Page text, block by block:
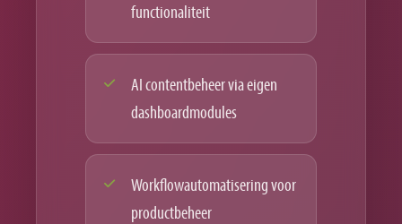
functionaliteit
AI contentbeheer via eigen
dashboardmodules
Workflowautomatisering voor
productbeheer